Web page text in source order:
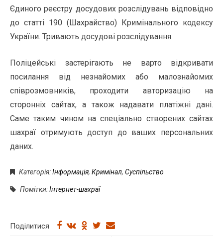
Єдиного реєстру досудових розслідувань відповідно
до статті 190 (Шахрайство) Кримінального кодексу
України. Тривають досудові розслідування.
Поліцейські застерігають не варто відкривати
посилання від незнайомих або малознайомих
співрозмовників, проходити авторизацію на
сторонніх сайтах, а також надавати платіжні дані.
Саме таким чином на спеціально створених сайтах
шахраї отримують доступ до ваших персональних
даних.
Категорія:Інформація, Кримінал, Суспільство
Помітки:Інтернет-шахраї
Поділитися